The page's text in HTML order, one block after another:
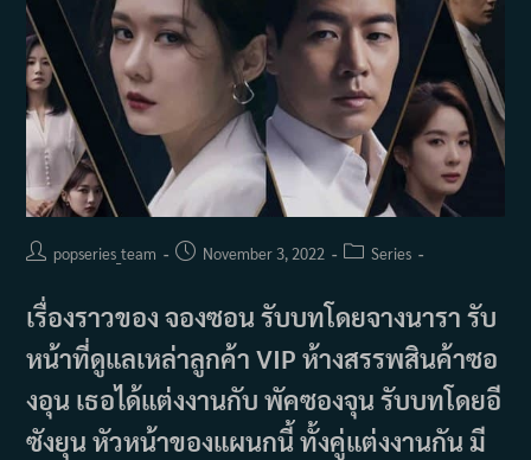
Postpopseries_team
PostNovember 3, 2022
PostSeries
เรื่องราวของ จองซอน รับบทโดยจางนารา รับ
หน้าที่ดูแลเหล่าลูกค้า VIP ห้างสรรพสินค้าซอ
งอุน เธอได้แต่งงานกับ พัคซองจุน รับบทโดยอี
ซังยุน หัวหน้าของแผนกนี้ ทั้งคู่แต่งงานกัน มี